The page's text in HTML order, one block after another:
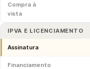
Compra à
vista
IPVA E LICENCIAMENTO
Assinatura
Financiamento